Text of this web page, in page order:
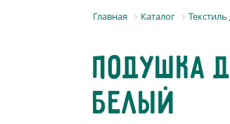
Главная Каталог
Подушка
белый